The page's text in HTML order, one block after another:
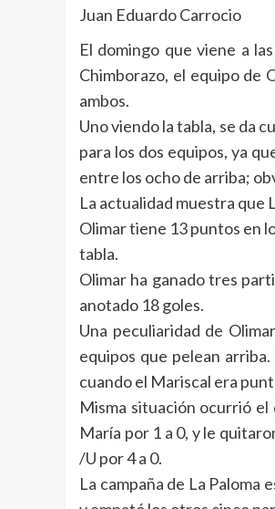
Juan Eduardo Carrocio
El domingo que viene a
Chimborazo, el equipo de
ambos.
Uno viendo la tabla, se da
para los dos equipos, ya
entre los ocho de arriba;
La actualidad muestra que
Olimar tiene 13 puntos en
tabla.
Olimar ha ganado tres
anotado 18 goles.
Una peculiaridad de
equipos que pelean
cuando el Mariscal era
Misma situación ocurrió el
María por 1 a 0, y le
/U por 4 a 0.
La campaña de La Paloma